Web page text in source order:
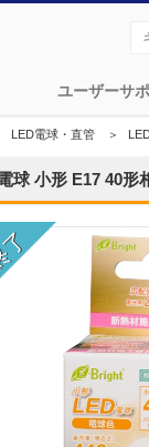
ユーザーサ
LED電球・直管 ＞
球 小形 E17 40形